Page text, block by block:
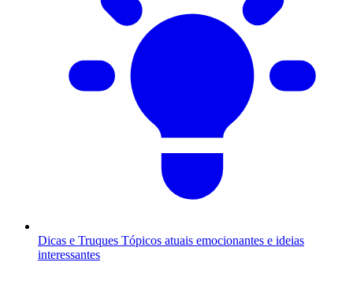
Dicas e Truques Tópicos atuais emocionantes e ideias
interessantes